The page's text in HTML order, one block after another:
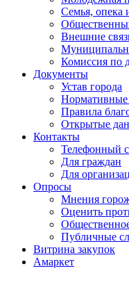
Семья, опека
Внешние
Комиссия по
Документы
Устав города
Правила
Открытые
Контакты
Телефонный
Для граждан
Для
Опросы
Мнения
Оценить
Публичные
Витрина закупок
Амаркет